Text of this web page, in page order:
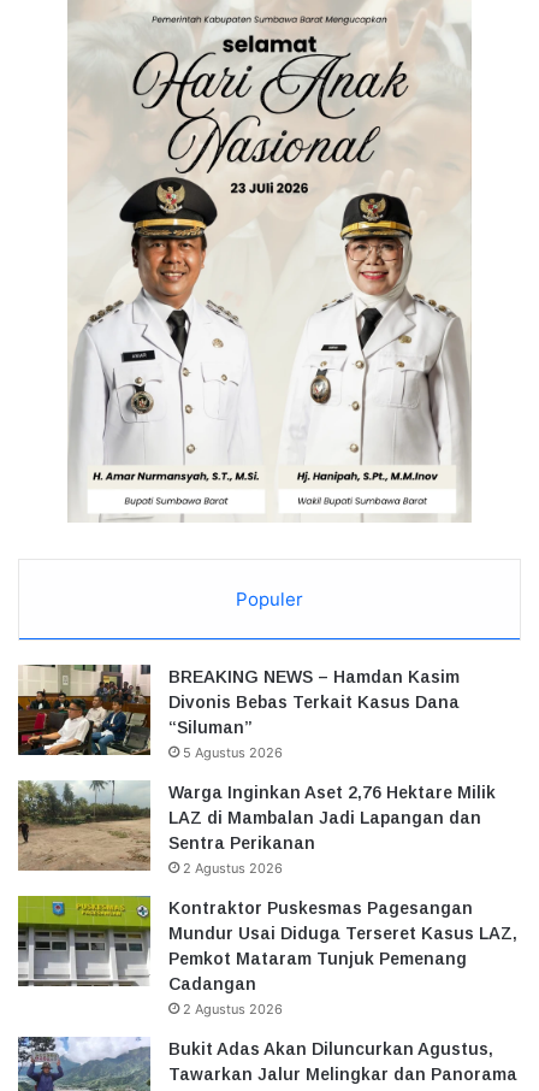
Populer
BREAKING NEWS – Hamdan Kasim
Divonis Bebas Terkait Kasus Dana
“Siluman”
5 Agustus 2026
Warga Inginkan Aset 2,76 Hektare Milik
LAZ di Mambalan Jadi Lapangan dan
Sentra Perikanan
2 Agustus 2026
Kontraktor Puskesmas Pagesangan
Mundur Usai Diduga Terseret Kasus LAZ,
Pemkot Mataram Tunjuk Pemenang
Cadangan
2 Agustus 2026
Bukit Adas Akan Diluncurkan Agustus,
Tawarkan Jalur Melingkar dan Panorama